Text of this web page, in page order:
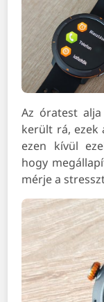
Az óratest
került rá, ezek
ezen kívül
hogy
mérje a